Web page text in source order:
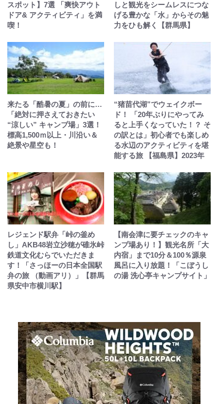
スポット】7選 「爽快アウト
ドア& アクティビティ」を満
喫！
しと観光をシームレスにつな
げる豊かな「水」からその魅
力をひも解く【群馬県】
来たる「酷暑の夏」の前に…
「絶対に押さえておきたい
“涼しい” キャンプ場」3選！
標高1,500ｍ以上・川沿い＆
絶景や星空も！
“猪苗代湖”でウェイクボー
ド！ 「20年ぶりにやってみ
ると上手くなっていた！？ そ
の訳とは」初心者でも楽しめ
る水辺のアクティビティを堪
能する旅 【福島県】2023年
レジェンド駅弁「峠の釜め
し」AKB48岩立沙穂が碓氷峠
鉄道文化むらでいただきま
す！「さっほーの日本全国駅
弁の旅 （動画アリ）」【群馬
県安中市横川駅】
【南会津に要チェックのキャ
ンプ場あり！】観光名所「大
内宿」まで10分＆100％源泉
風呂に入り放題！「こぼうし
の湯 洗心亭キャンプサイト」